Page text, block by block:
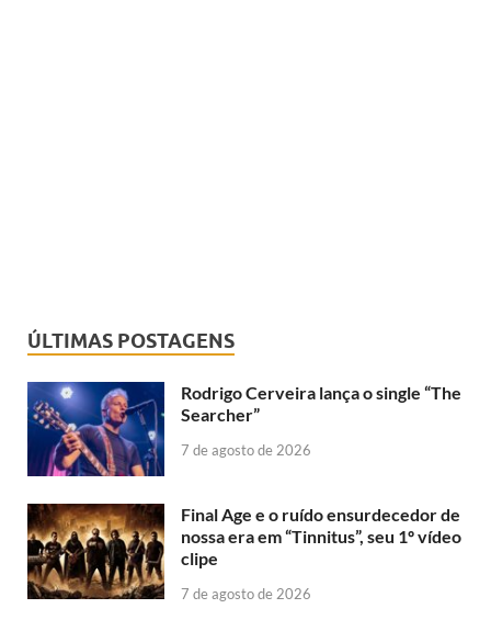
ÚLTIMAS POSTAGENS
Rodrigo Cerveira lança o single “The
Searcher”
7 de agosto de 2026
Final Age e o ruído ensurdecedor de
nossa era em “Tinnitus”, seu 1º vídeo
clipe
7 de agosto de 2026